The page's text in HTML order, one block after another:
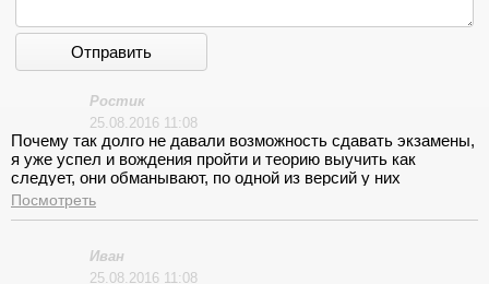
Отправить
Ростик
25.08.2016 11:08
Почему так долго не давали возможность сдавать экзамены,
я уже успел и вождения пройти и теорию выучить как
следует, они обманывают, по одной из версий у них
существуют сокращенные курсы по ускоренной программе,
но там дороже. Чем объясните эту разницу в оплате?
Посмотреть
Иван
25.08.2016 11:08